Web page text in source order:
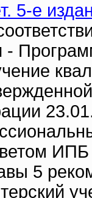
5-е
-
ИПБ
5